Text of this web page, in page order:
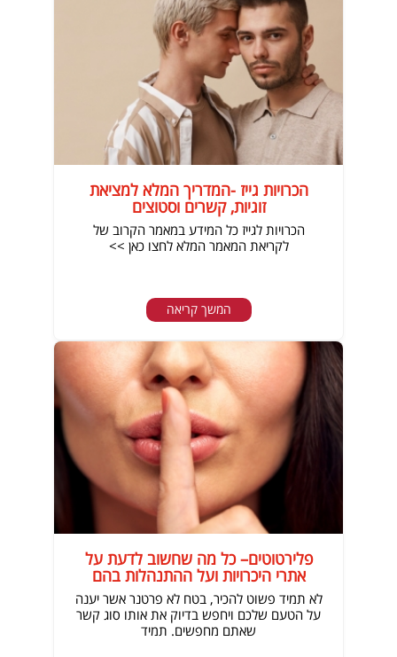
הכרויות גייז -המדריך המלא למציאת
זוגיות, קשרים וסטוצים
הכרויות לגייז כל המידע במאמר הקרוב של
לקריאת המאמר המלא לחצו כאן >>
המשך קריאה
פלירטוטים– כל מה שחשוב לדעת על
אתרי היכרויות ועל ההתנהלות בהם
לא תמיד פשוט להכיר, בטח לא פרטנר אשר יענה
על הטעם שלכם ויחפש בדיוק את אותו סוג קשר
שאתם מחפשים. תמיד